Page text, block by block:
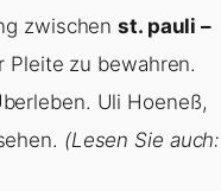
zwischenst. pauli –
Pleite zu bewahren.
Uli Hoeneß,
(Lesen Sie auch: